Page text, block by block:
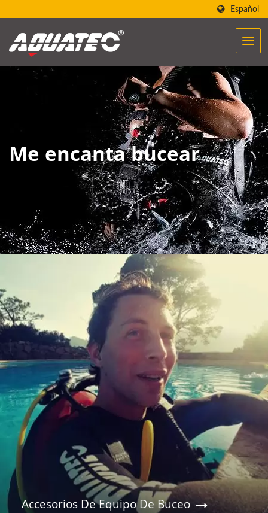
Español
Me encanta bucear
Accesorios De Equipo De Buceo